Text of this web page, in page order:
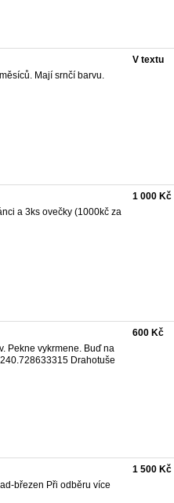
Mají srnčí barvu.
V textu
a 3ks ovečky (1000kč za
1 000 Kč
Pekne vykrmene. Buď na
Drahotuše
600 Kč
březen Při odběru více
1 500 Kč